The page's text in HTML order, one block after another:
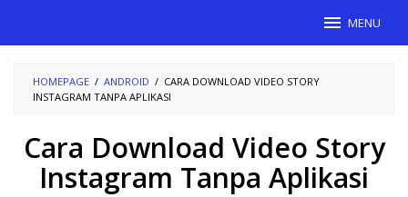
MENU
HOMEPAGE / ANDROID / CARA DOWNLOAD VIDEO STORY
INSTAGRAM TANPA APLIKASI
Cara Download Video Story
Instagram Tanpa Aplikasi